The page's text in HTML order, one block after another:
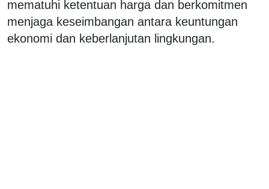
mematuhi ketentuan harga dan berkomitmen
menjaga keseimbangan antara keuntungan
ekonomi dan keberlanjutan lingkungan.